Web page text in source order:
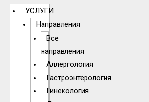
УСЛУГИ
Направления
Все
направления
Аллергология
Гастроэнтерология
Гинекология